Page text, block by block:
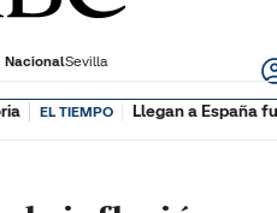
NacionalSevilla
EL TIEMPO Llegan a España